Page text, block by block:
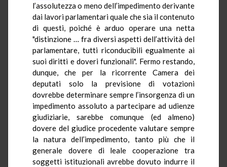
l’assolutezza o meno dell’impedimento derivante
dai lavori parlamentari quale che sia il contenuto
di questi, poiché è arduo operare una netta
"distinzione … fra diversi aspetti dell’attività del
parlamentare, tutti riconducibili egualmente ai
suoi diritti e doveri funzionali". Fermo restando,
dunque, che per la ricorrente Camera dei
deputati solo la previsione di votazioni
dovrebbe determinare sempre l’insorgenza di un
impedimento assoluto a partecipare ad udienze
giudiziarie, sarebbe comunque (ed almeno)
dovere del giudice procedente valutare sempre
la natura dell’impedimento, tanto più che il
generale dovere di leale cooperazione tra
soggetti istituzionali avrebbe dovuto indurre il